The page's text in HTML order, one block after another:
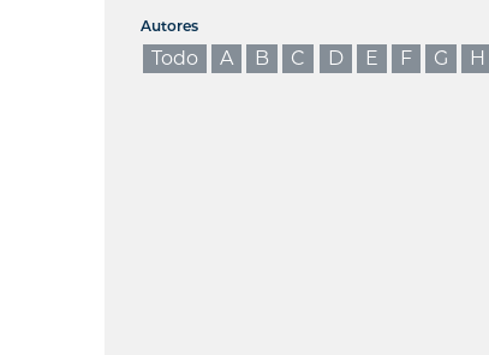
Autores
Todo A B C D E F G H